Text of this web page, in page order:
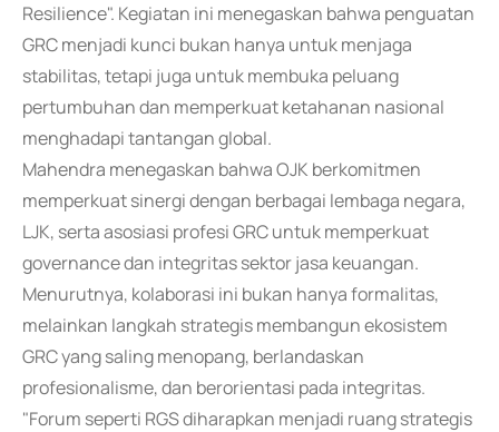
Resilience". Kegiatan ini menegaskan bahwa penguatan
GRC menjadi kunci bukan hanya untuk menjaga
stabilitas, tetapi juga untuk membuka peluang
pertumbuhan dan memperkuat ketahanan nasional
menghadapi tantangan global.
Mahendra menegaskan bahwa OJK berkomitmen
memperkuat sinergi dengan berbagai lembaga negara,
LJK, serta asosiasi profesi GRC untuk memperkuat
governance dan integritas sektor jasa keuangan.
Menurutnya, kolaborasi ini bukan hanya formalitas,
melainkan langkah strategis membangun ekosistem
GRC yang saling menopang, berlandaskan
profesionalisme, dan berorientasi pada integritas.
"Forum seperti RGS diharapkan menjadi ruang strategis